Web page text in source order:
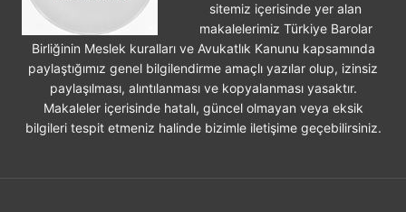
sitemiz içerisinde yer alan
makalelerimiz Türkiye Barolar
Birliğinin Meslek kuralları ve Avukatlık Kanunu kapsamında
paylaştığımız genel bilgilendirme amaçlı yazılar olup, izinsiz
paylaşılması, alıntılanması ve kopyalanması yasaktır.
Makaleler içerisinde hatalı, güncel olmayan veya eksik
bilgileri tespit etmeniz halinde bizimle iletişime geçebilirsiniz.